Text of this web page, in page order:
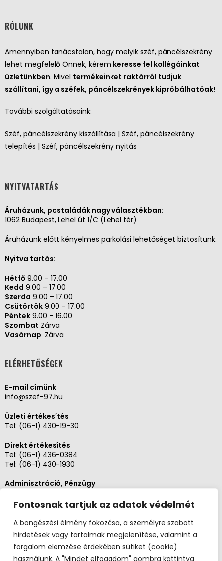
Fontosnak tartjuk az adatok védelmét
A böngészési élmény fokozása, a személyre szabott
hirdetések vagy tartalmak megjelenítése, valamint a
forgalom elemzése érdekében sütiket (cookie)
használunk. A "Mindet elfogadom" gombra kattintva
RÓLUNK
Amennyiben tanácstalan, hogy melyik széf, páncélszekrény
lehet megfelelő Önnek, kérem keresse fel kollégáinkat
üzletünkben. Mivel termékeinket raktárról tudjuk
szállítani, így a széfek, páncélszekrények kipróbálhatóak!
További szolgáltatásaink:
Széf, páncélszekrény kiszállítása | Széf, páncélszekrény
telepítés | Széf, páncélszekrény nyitás
NYITVATARTÁS
Áruházunk, postaládák nagy választékban:
1062 Budapest, Lehel út 1/C (Lehel tér)
Áruházunk előtt kényelmes parkolási lehetőséget biztosítunk.
Nyitva tartás:
Hétfő 9.00 – 17.00
Kedd 9.00 – 17.00
Szerda 9.00 – 17.00
Csütörtök 9.00 – 17.00
Péntek 9.00 – 16.00
Szombat Zárva
Vasárnap Zárva
ELÉRHETŐSÉGEK
E-mail címünk
info@szef-97.hu
Üzleti értékesítés
Tel: (06-1) 430-19-30
Direkt értékesítés
Tel: (06-1) 436-0384
Tel: (06-1) 430-1930
Adminisztráció, Pénzügy
Szerviz és karbantartás
Tel: (06-20)3268654
Tel: (06-1) 436-0384